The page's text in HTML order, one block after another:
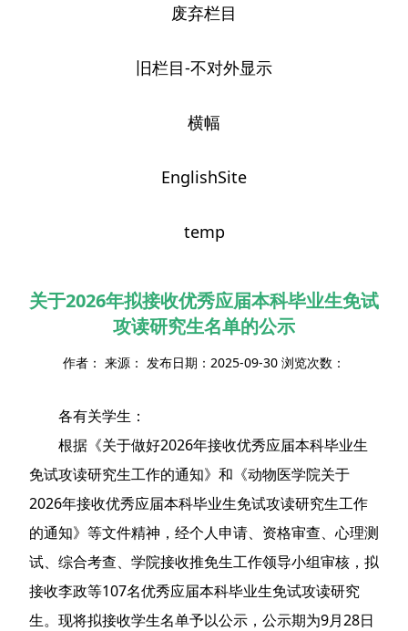
废弃栏目
旧栏目-不对外显示
横幅
EnglishSite
temp
关于2026年拟接收优秀应届本科毕业生免试
攻读研究生名单的公示
作者： 来源： 发布日期：2025-09-30 浏览次数：
各有关学生：
根据《关于做好2026年接收优秀应届本科毕业生
免试攻读研究生工作的通知》和《动物医学院关于
2026年接收优秀应届本科毕业生免试攻读研究生工作
的通知》等文件精神，经个人申请、资格审查、心理测
试、综合考查、学院接收推免生工作领导小组审核，拟
接收李政等107名优秀应届本科毕业生免试攻读研究
生。现将拟接收学生名单予以公示，公示期为9月28日